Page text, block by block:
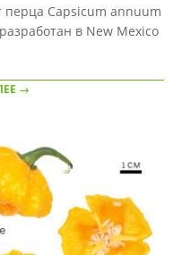
перца Capsicum annuum
в New Mexico
→